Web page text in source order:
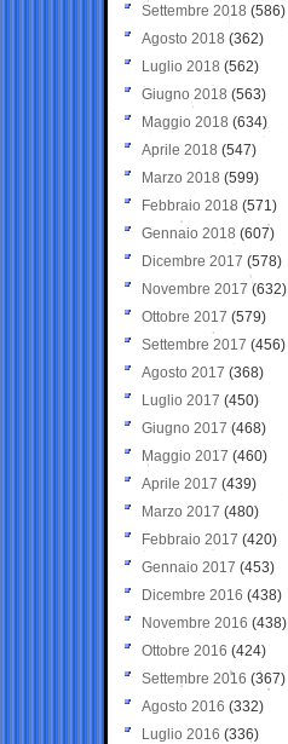
Settembre 2018 (586)
Agosto 2018 (362)
Luglio 2018 (562)
Giugno 2018 (563)
Maggio 2018 (634)
Aprile 2018 (547)
Marzo 2018 (599)
Febbraio 2018 (571)
Gennaio 2018 (607)
Dicembre 2017 (578)
Novembre 2017 (632)
Ottobre 2017 (579)
Settembre 2017 (456)
Agosto 2017 (368)
Luglio 2017 (450)
Giugno 2017 (468)
Maggio 2017 (460)
Aprile 2017 (439)
Marzo 2017 (480)
Febbraio 2017 (420)
Gennaio 2017 (453)
Dicembre 2016 (438)
Novembre 2016 (438)
Ottobre 2016 (424)
Settembre 2016 (367)
Agosto 2016 (332)
Luglio 2016 (336)